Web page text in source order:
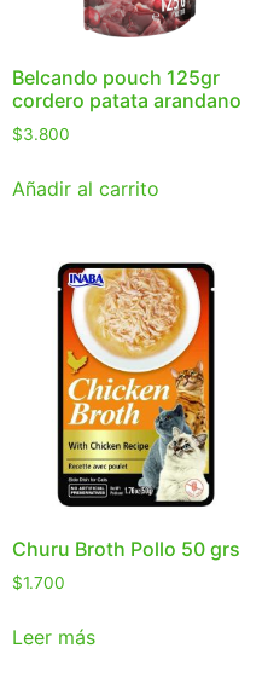
Belcando pouch 125gr
cordero patata arandano
$3.800
Añadir al carrito
Churu Broth Pollo 50 grs
$1.700
Leer más